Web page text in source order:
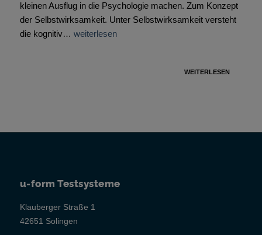
kleinen Ausflug in die Psychologie machen. Zum Konzept
der Selbstwirksamkeit. Unter Selbstwirksamkeit versteht
die kognitiv… weiterlesen
WEITERLESEN
u-form Testsysteme
Klauberger Straße 1
42651 Solingen